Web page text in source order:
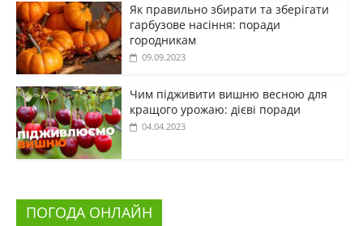
Як правильно збирати та зберігати
гарбузове насіння: поради
городникам
09.09.2023
Чим підживити вишню весною для
кращого урожаю: дієві поради
04.04.2023
ПОГОДА ОНЛАЙН